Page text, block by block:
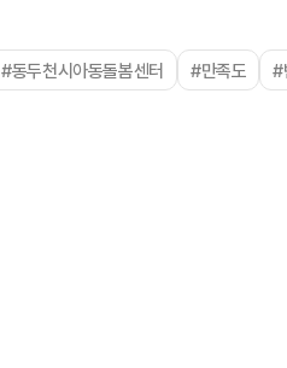
#동두천시아동돌봄센터 #만족도 #